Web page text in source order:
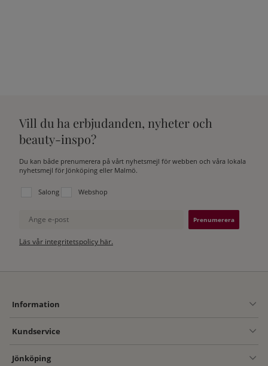
Vill du ha erbjudanden, nyheter och
beauty-inspo?
Du kan både prenumerera på vårt nyhetsmejl för webben och våra lokala
nyhetsmejl för Jönköping eller Malmö.
Välj vilken lista du vill prenumerera på:
Salong Webshop
Ange e-post
Läs vår integritetspolicy här.
Information
Kundservice
Jönköping